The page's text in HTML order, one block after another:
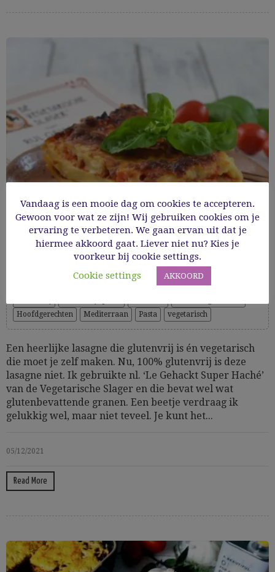
Heerlijke glutenvrije veggie lasagne
Hoofdgerechten
Mediterraan Pasta vegetarisch
Een heerlijke lasagne die glutenvrij is én vegetarisch
die moet je zelf maken. Nu, 100% glutenvrij is deze
lasagne niet. Ik gebruikte nl. ‘Le Gehackt Super Haché’
van de Vegetarische Slager en die bevat wel wat
glutenbevattende granen. Een beetje verdraag ik
gelukkig wel, maar niet teveel. Je kunt het...
05/12/2021
Read More
Vandaag is een mooie dag om cookies te accepteren.
Gewoon voor wat ze zijn! Wij gebruiken cookies om je
ervaring te verbeteren. We gaan ervan uit dat je
hiermee akkoord gaat. Liever niet nu? Kies je
voorkeur bij cookie settings.
Cookie settings
AKKOORD